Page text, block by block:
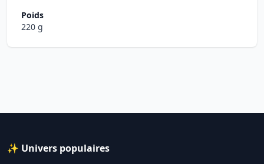
Poids
220 g
✨ Univers populaires